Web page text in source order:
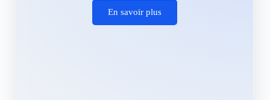
En savoir plus